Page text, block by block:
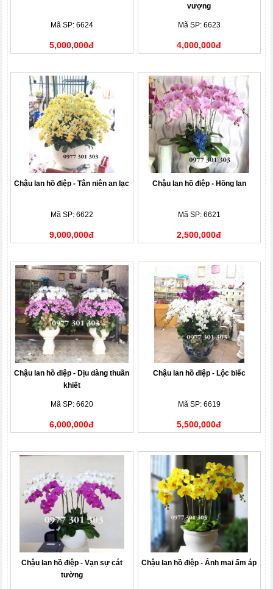
Mã SP: 6624
5,000,000đ
vượng
Mã SP: 6623
4,000,000đ
Chậu lan hồ điệp - Tân niên an lạc
Mã SP: 6622
9,000,000đ
Chậu lan hồ điệp - Hồng lan
Mã SP: 6621
2,500,000đ
Chậu lan hồ điệp - Dịu dàng thuần
khiết
Mã SP: 6620
6,000,000đ
Chậu lan hồ điệp - Lộc biếc
Mã SP: 6619
5,500,000đ
Chậu lan hồ điệp - Vạn sự cát
tường
Chậu lan hồ điệp - Ánh mai ấm áp